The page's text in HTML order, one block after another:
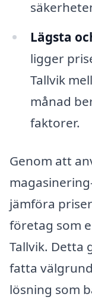
Lägsta
ligger
Tallvik
månad
faktorer.
Genom att
jämföra
företag som
Tallvik. Detta
fatta
lösning som